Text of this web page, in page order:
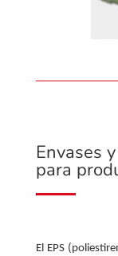
Envases
para
El EPS